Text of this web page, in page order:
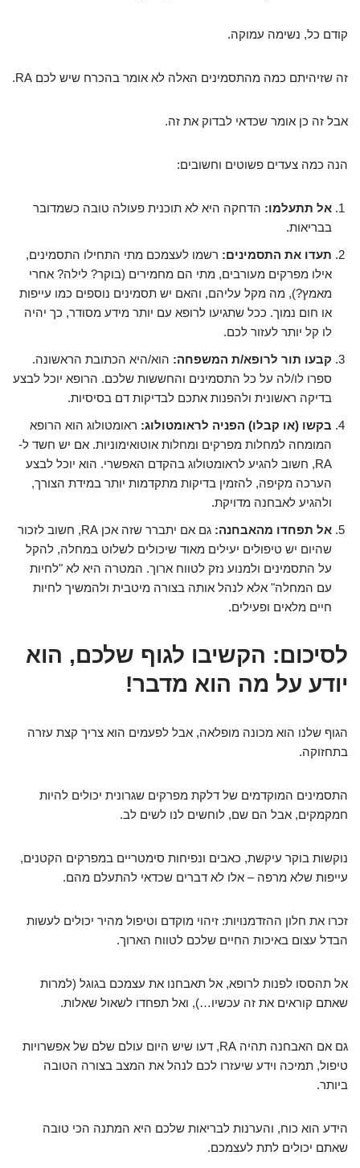
קודם כל, נשימה עמוקה.
זה שזיהיתם כמה מהתסמינים האלה לא אומר בהכרח שיש לכם RA.
אבל זה כן אומר שכדאי לבדוק את זה.
הנה כמה צעדים פשוטים וחשובים:
אל תתעלמו: הדחקה היא לא תוכנית פעולה טובה כשמדובר
בבריאות.
תעדו את התסמינים: רשמו לעצמכם מתי התחילו התסמינים,
אילו מפרקים מעורבים, מתי הם מחמירים (בוקר? לילה? אחרי
מאמץ?), מה מקל עליהם, והאם יש תסמינים נוספים כמו עייפות
או חום נמוך. ככל שתגיעו לרופא עם יותר מידע מסודר, כך יהיה
לו קל יותר לעזור לכם.
קבעו תור לרופא/ת המשפחה: הוא/היא הכתובת הראשונה.
ספרו לו/לה על כל התסמינים והחששות שלכם. הרופא יוכל לבצע
בדיקה ראשונית ולהפנות אתכם לבדיקות דם בסיסיות.
בקשו (או קבלו) הפניה לראומטולוג: ראומטולוג הוא הרופא
המומחה למחלות מפרקים ומחלות אוטואימוניות. אם יש חשד ל-
RA, חשוב להגיע לראומטולוג בהקדם האפשרי. הוא יוכל לבצע
הערכה מקיפה, להזמין בדיקות מתקדמות יותר במידת הצורך,
ולהגיע לאבחנה מדויקת.
אל תפחדו מהאבחנה:
גם אם יתברר שזה אכן RA, חשוב לזכור
שהיום יש טיפולים יעילים מאוד שיכולים לשלוט במחלה, להקל
על התסמינים ולמנוע נזק לטווח ארוך. המטרה היא לא "לחיות
עם המחלה" אלא לנהל אותה בצורה מיטבית ולהמשיך לחיות
חיים מלאים ופעילים.
לסיכום: הקשיבו לגוף שלכם, הוא
יודע על מה הוא מדבר!
הגוף שלנו הוא מכונה מופלאה, אבל לפעמים הוא צריך קצת עזרה
בתחזוקה.
התסמינים המוקדמים של דלקת מפרקים שגרונית יכולים להיות
חמקמקים, אבל הם שם, לוחשים לנו לשים לב.
נוקשות בוקר עיקשת, כאבים ונפיחות סימטריים במפרקים הקטנים,
עייפות שלא מרפה – אלו לא דברים שכדאי להתעלם מהם.
זכרו את חלון ההזדמנויות: זיהוי מוקדם וטיפול מהיר יכולים לעשות
הבדל עצום באיכות החיים שלכם לטווח הארוך.
אל תהססו לפנות לרופא, אל תאבחנו את עצמכם בגוגל (למרות
שאתם קוראים את זה עכשיו…), ואל תפחדו לשאול שאלות.
גם אם האבחנה תהיה RA, דעו שיש היום עולם שלם של אפשרויות
טיפול, תמיכה וידע שיעזרו לכם לנהל את המצב בצורה הטובה
ביותר.
הידע הוא כוח, והערנות לבריאות שלכם היא המתנה הכי טובה
שאתם יכולים לתת לעצמכם.